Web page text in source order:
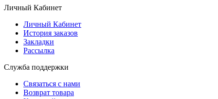
Личный Кабинет
Личный Кабинет
История заказов
Закладки
Рассылка
Служба поддержки
Связаться с нами
Возврат товара